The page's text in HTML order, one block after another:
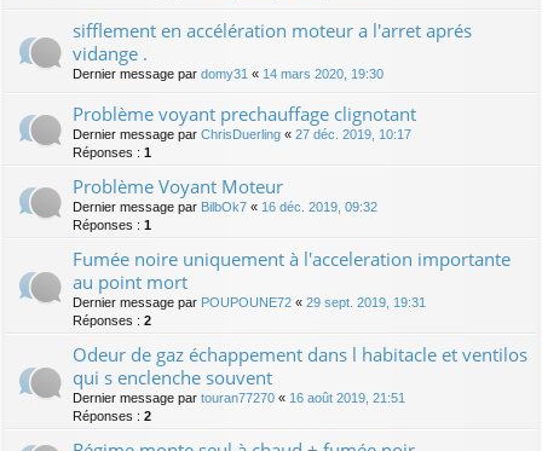
sifflement en accélération moteur a l'arret aprés
vidange .
Dernier message par domy31 « 14 mars 2020, 19:30
Problème voyant prechauffage clignotant
Dernier message par ChrisDuerling « 27 déc. 2019, 10:17
Réponses : 1
Problème Voyant Moteur
Dernier message par BilbOk7 « 16 déc. 2019, 09:32
Réponses : 1
Fumée noire uniquement à l'acceleration importante
au point mort
Dernier message par POUPOUNE72 « 29 sept. 2019, 19:31
Réponses : 2
Odeur de gaz échappement dans l habitacle et ventilos
qui s enclenche souvent
Dernier message par touran77270 « 16 août 2019, 21:51
Réponses : 2